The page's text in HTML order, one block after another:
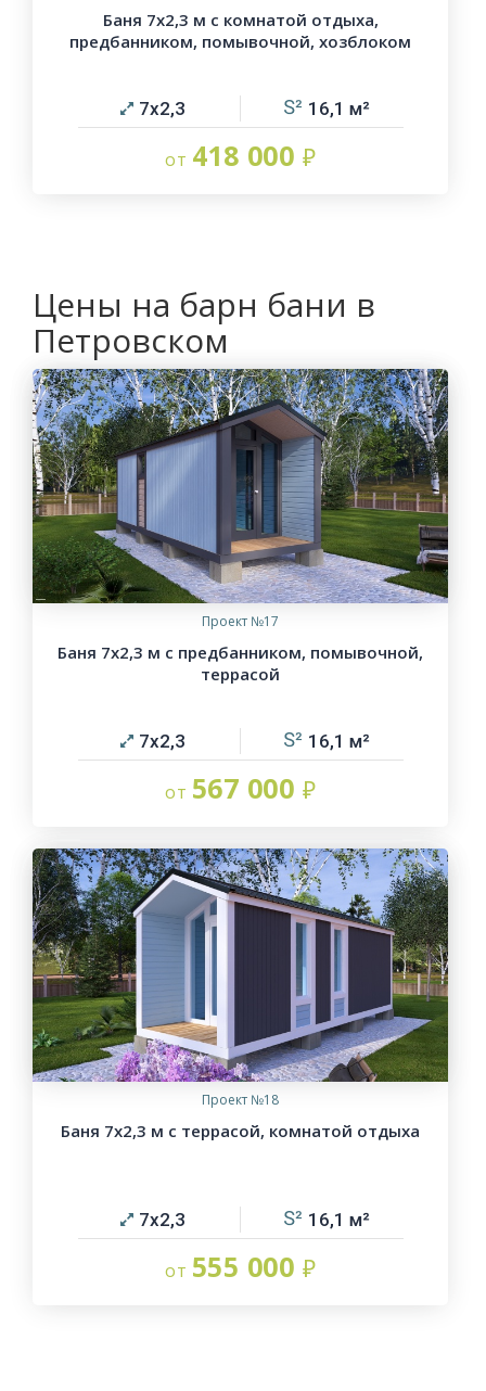
Баня 7х2,3 м с комнатой отдыха,
предбанником, помывочной, хозблоком
7х2,3 16,1
418 000
Цены на барн бани в
Петровском
Проект №17
Баня 7х2,3 м с предбанником, помывочной,
террасой
7х2,3 16,1
567 000
Проект №18
Баня 7х2,3 м с террасой, комнатой отдыха
7х2,3 16,1
555 000